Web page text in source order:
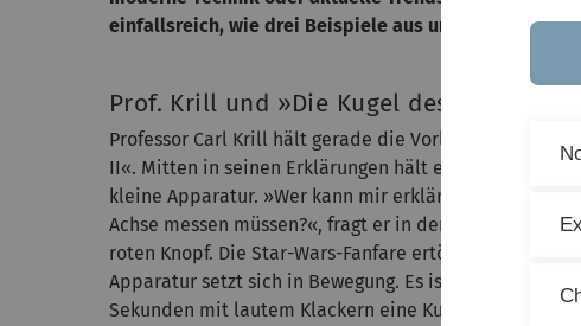
einfallsreich, wie drei Beispiele aus
Prof. Krill und »Die Kugel des Todes«
Professor Carl Krill hält gerade die Vorlesung
II«. Mitten in seinen Erklärungen hält er inne und tritt
kleine Apparatur. »Wer kann mir erklären, warum wir
Achse messen müssen?«, fragt er in den Hörsaal und
roten Knopf. Die Star-Wars-Fanfare ertönt, LED-Lichter
Apparatur setzt sich in Bewegung. Es ist eine Bingo-
Sekunden mit lautem Klackern eine Kugel mit einer